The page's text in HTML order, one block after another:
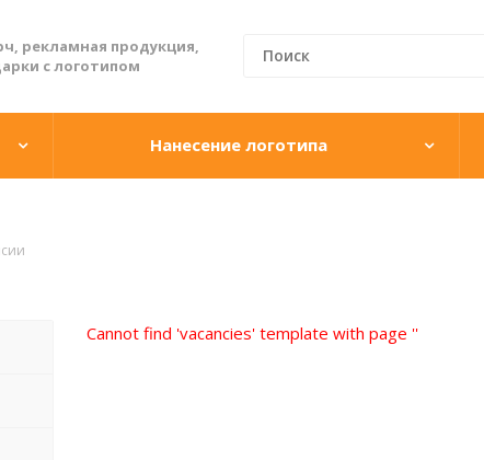
рекламная продукция,
с логотипом
Нанесение логотипа
Cannot find 'vacancies' template with page ''